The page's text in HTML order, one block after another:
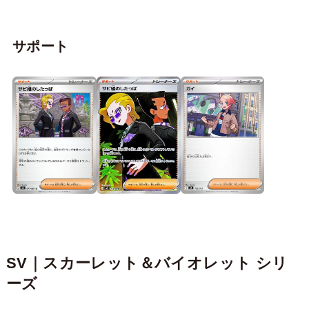
サポート
SV｜スカーレット＆バイオレット シリ
ーズ